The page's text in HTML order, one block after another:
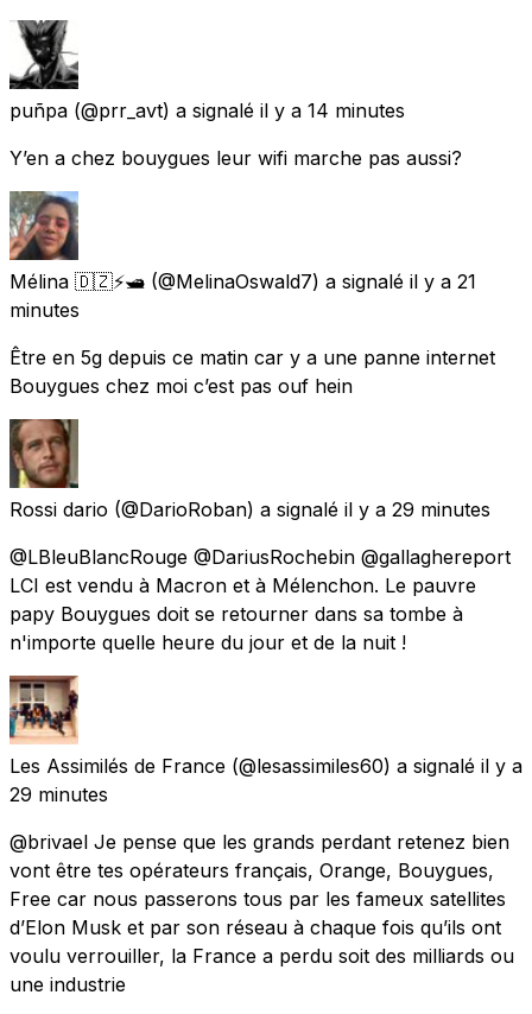
puñpa (@prr_avt) a signalé il y a 14 minutes
Y’en a chez bouygues leur wifi marche pas aussi?
Mélina 🇩🇿⚡️🛥️ (@MelinaOswald7) a signalé il y a 21
minutes
Être en 5g depuis ce matin car y a une panne internet
Bouygues chez moi c’est pas ouf hein
Rossi dario (@DarioRoban) a signalé il y a 29 minutes
@LBleuBlancRouge @DariusRochebin @gallaghereport
LCI est vendu à Macron et à Mélenchon. Le pauvre
papy Bouygues doit se retourner dans sa tombe à
n'importe quelle heure du jour et de la nuit !
Les Assimilés de France (@lesassimiles60) a signalé il y a
29 minutes
@brivael Je pense que les grands perdant retenez bien
vont être tes opérateurs français, Orange, Bouygues,
Free car nous passerons tous par les fameux satellites
d’Elon Musk et par son réseau à chaque fois qu’ils ont
voulu verrouiller, la France a perdu soit des milliards ou
une industrie